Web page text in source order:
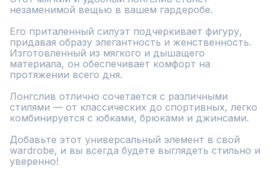
незаменимой вещью в вашем гардеробе.
Его приталенный силуэт подчеркивает фигуру,
придавая образу элегантность и женственность.
Изготовленный из мягкого и дышащего
материала, он обеспечивает комфорт на
протяжении всего дня.
Лонгслив отлично сочетается с различными
стилями — от классических до спортивных, легко
комбинируется с юбками, брюками и джинсами.
Добавьте этот универсальный элемент в свой
wardrobe, и вы всегда будете выглядеть стильно и
уверенно!